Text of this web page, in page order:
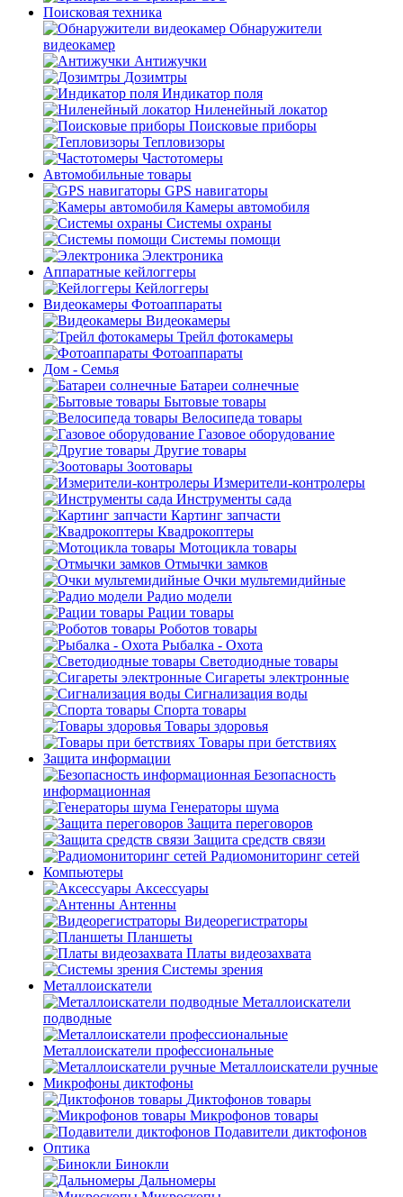
Поисковая техника
Обнаружители
видеокамер
Антижучки
Дозимтры
Индикатор поля
Ниленейный локатор
Поисковые приборы
Тепловизоры
Частотомеры
Автомобильные товары
GPS навигаторы
Камеры автомобиля
Системы охраны
Системы помощи
Электроника
Аппаратные кейлоггеры
Кейлоггеры
Видеокамеры Фотоаппараты
Видеокамеры
Трейл фотокамеры
Фотоаппараты
Дом - Семья
Батареи солнечные
Бытовые товары
Велосипеда товары
Газовое оборудование
Другие товары
Зоотовары
Измерители-контролеры
Инструменты сада
Картинг запчасти
Квадрокоптеры
Мотоцикла товары
Отмычки замков
Очки мультемидийные
Радио модели
Рации товары
Роботов товары
Рыбалка - Охота
Светодиодные товары
Сигареты электронные
Сигнализация воды
Спорта товары
Товары здоровья
Товары при бетствиях
Защита информации
Безопасность
информационная
Генераторы шума
Защита переговоров
Защита средств связи
Радиомониторинг сетей
Компьютеры
Аксессуары
Антенны
Видеорегистраторы
Планшеты
Платы видеозахвата
Системы зрения
Металлоискатели
Металлоискатели
подводные
Металлоискатели профессиональные
Металлоискатели ручные
Микрофоны диктофоны
Диктофонов товары
Микрофонов товары
Подавители диктофонов
Оптика
Бинокли
Дальномеры